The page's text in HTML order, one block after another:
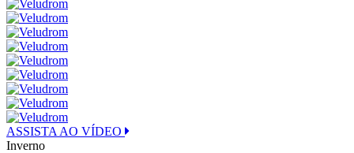
ASSISTA AO VÍDEO
Inverno